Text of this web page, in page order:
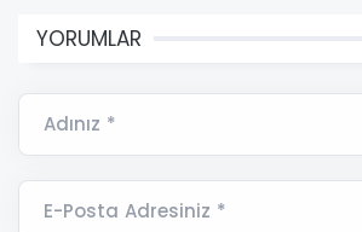
YORUMLAR
Adınız *
E-Posta Adresiniz *